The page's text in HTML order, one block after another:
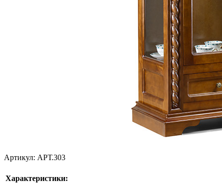
Артикул: АРТ.303
Характеристики: